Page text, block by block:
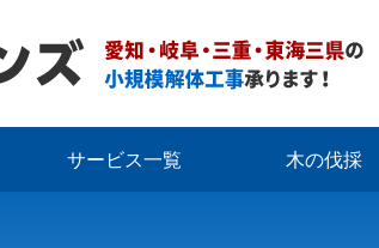
サービス一覧 木の伐採